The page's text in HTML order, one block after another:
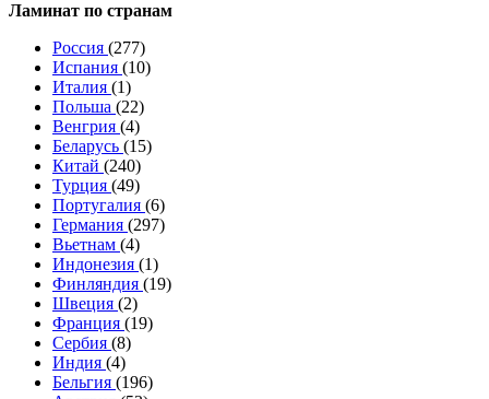
Ламинат по странам
Россия (277)
Испания (10)
Италия (1)
Польша (22)
Венгрия (4)
Беларусь (15)
Китай (240)
Турция (49)
Португалия (6)
Германия (297)
Вьетнам (4)
Индонезия (1)
Финляндия (19)
Швеция (2)
Франция (19)
Сербия (8)
Индия (4)
Бельгия (196)